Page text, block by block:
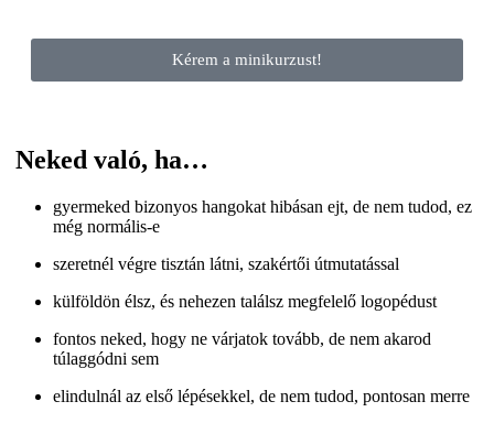
Kérem a minikurzust!
Neked való, ha…
gyermeked bizonyos hangokat hibásan ejt, de nem tudod, ez
még normális-e
szeretnél végre tisztán látni, szakértői útmutatással
külföldön élsz, és nehezen találsz megfelelő logopédust
fontos neked, hogy ne várjatok tovább, de nem akarod
túlaggódni sem
elindulnál az első lépésekkel, de nem tudod, pontosan merre